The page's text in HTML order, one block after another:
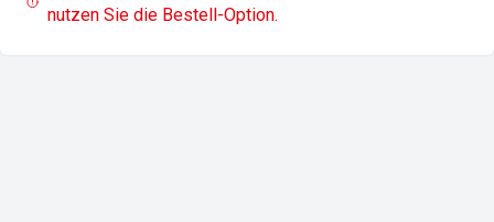
nutzen Sie die Bestell-Option.